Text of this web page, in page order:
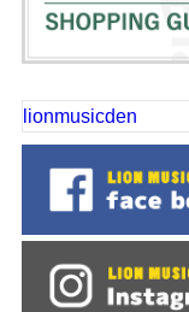
lionmusicden